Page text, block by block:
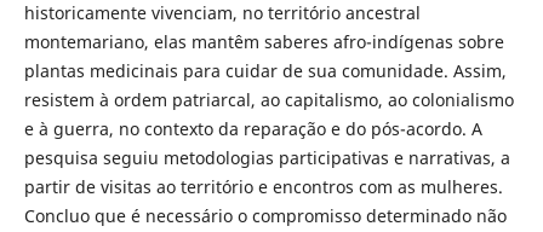
historicamente vivenciam, no território ancestral
montemariano, elas mantêm saberes afro-indígenas sobre
plantas medicinais para cuidar de sua comunidade. Assim,
resistem à ordem patriarcal, ao capitalismo, ao colonialismo
e à guerra, no contexto da reparação e do pós-acordo. A
pesquisa seguiu metodologias participativas e narrativas, a
partir de visitas ao território e encontros com as mulheres.
Concluo que é necessário o compromisso determinado não